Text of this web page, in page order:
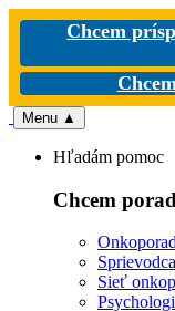
Chcem
Menu ▲
Hľadám pomoc
Chcem
Sprievodca
Sieť